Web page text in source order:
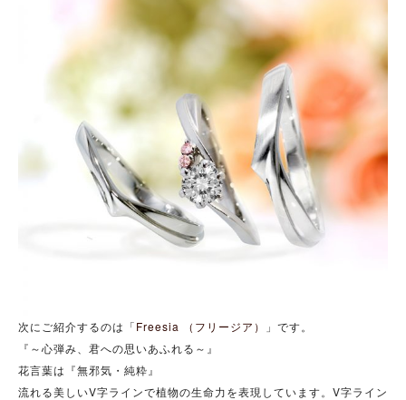
次にご紹介するのは「Freesia （フリージア）
」です。
『～心弾み、君への思いあふれる～』
花言葉は『無邪気・純粋』
流れる美しいV字ラインで植物の生命力を表現しています。V字ライン